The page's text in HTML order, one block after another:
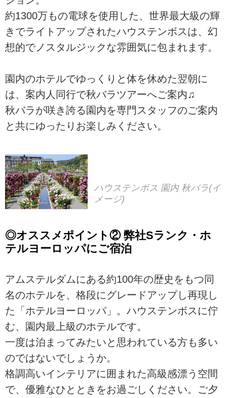
約1300万もの電球を使用した、世界最大級の輝
きでライトアップされたハウステンボスは、幻
想的でノスタルジックな雰囲気に包まれます。
園内のホテルでゆっくりと体を休めた翌朝に
は、案内人同行で秋バラツアーへご案内♫
秋バラが咲き誇る園内を専門スタッフのご案内
と共にゆったりお楽しみください。
ハウステンボス 園内 秋バラ(イ
メージ)
◎オススメポイント② 弊社Sランク・ホ
テルヨーロッパにご宿泊
アムステルダムにある約100年の歴史をもつ同
名のホテルを、格段にグレードアップし再現し
た「ホテルヨーロッパ」。ハウステンボスに佇
む、園内最上級のホテルです。
一度は泊まってみたいと思われている方も多い
のではないでしょうか。
格調高いインテリアに囲まれた高級感漂う空間
で、優雅なひとときをお過ごしください。ご夕